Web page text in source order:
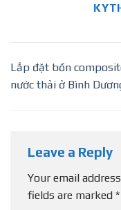
Lắp đặt bồn
nước thải ở Bình
Leave a Reply
Your email
fields are marked *